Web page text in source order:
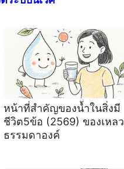
หน้าที่สำคัญของน้ำในสิ่งมี
ชีวิต5ข้อ (2569) ของเหลว
ธรรมดาองค์